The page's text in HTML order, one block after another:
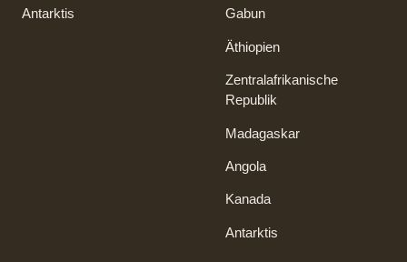
Antarktis Gabun
Äthiopien
Zentralafrikanische
Republik
Madagaskar
Angola
Kanada
Antarktis